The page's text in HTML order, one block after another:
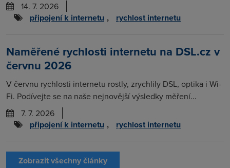
14. 7. 2026
připojení k internetu , rychlost internetu
Naměřené rychlosti internetu na DSL.cz v
červnu 2026
V červnu rychlosti internetu rostly, zrychlily DSL, optika i Wi-
Fi. Podívejte se na naše nejnovější výsledky měření...
7. 7. 2026
připojení k internetu , rychlost internetu
Zobrazit všechny články